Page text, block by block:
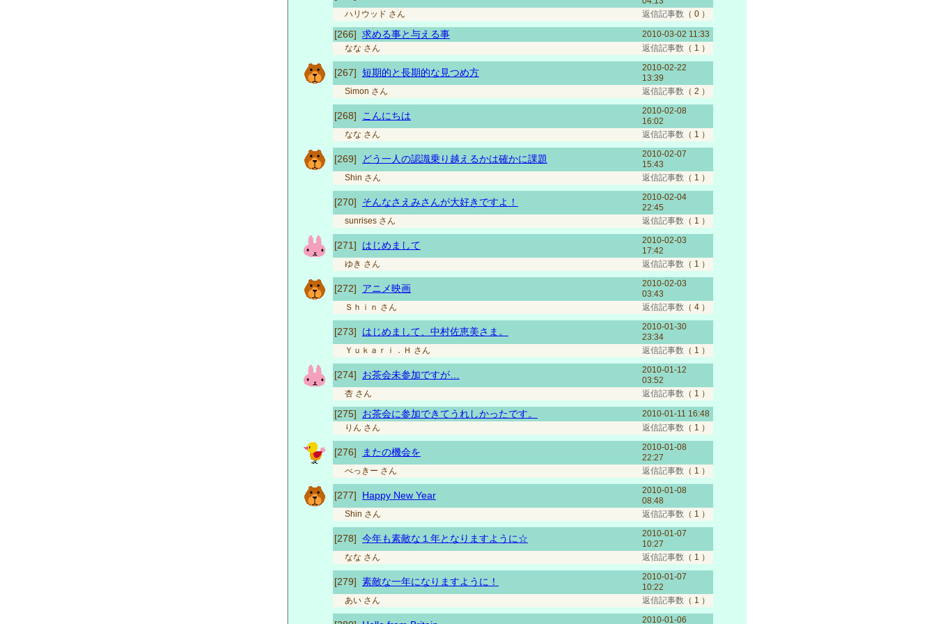
ハリウッド さん 返信記事数 （ 0 ）
[266] 求める事と与える事
2010-03-02 11:33
なな さん 返信記事数 （ 1 ）
[267] 短期的と長期的な見つめ方
2010-02-22
13:39
Simon さん 返信記事数 （ 2 ）
[268] こんにちは
2010-02-08
16:02
なな さん 返信記事数 （ 1 ）
[269] どう一人の認識乗り越えるかは確かに課題
2010-02-07
15:43
Shin さん 返信記事数 （ 1 ）
[270] そんなさえみさんが大好きですよ！
2010-02-04
22:45
sunrises さん 返信記事数 （ 1 ）
[271] はじめまして
2010-02-03
17:42
ゆき さん 返信記事数 （ 1 ）
[272] アニメ映画
2010-02-03
03:43
Ｓｈｉｎ さん 返信記事数 （ 4 ）
[273] はじめまして、中村佐恵美さま。
2010-01-30
23:34
Ｙｕｋａｒｉ．Ｈ さん 返信記事数 （ 1 ）
[274] お茶会未参加ですが…
2010-01-12
03:52
杏 さん 返信記事数 （ 1 ）
[275] お茶会に参加できてうれしかったです。
2010-01-11 16:48
りん さん 返信記事数 （ 1 ）
[276] またの機会を
2010-01-08
22:27
べっきー さん 返信記事数 （ 1 ）
[277] Happy New Year
2010-01-08
08:48
Shin さん 返信記事数 （ 1 ）
[278] 今年も素敵な１年となりますように☆
2010-01-07
10:27
なな さん 返信記事数 （ 1 ）
[279] 素敵な一年になりますように！
2010-01-07
10:22
あい さん 返信記事数 （ 1 ）
2010-01-06